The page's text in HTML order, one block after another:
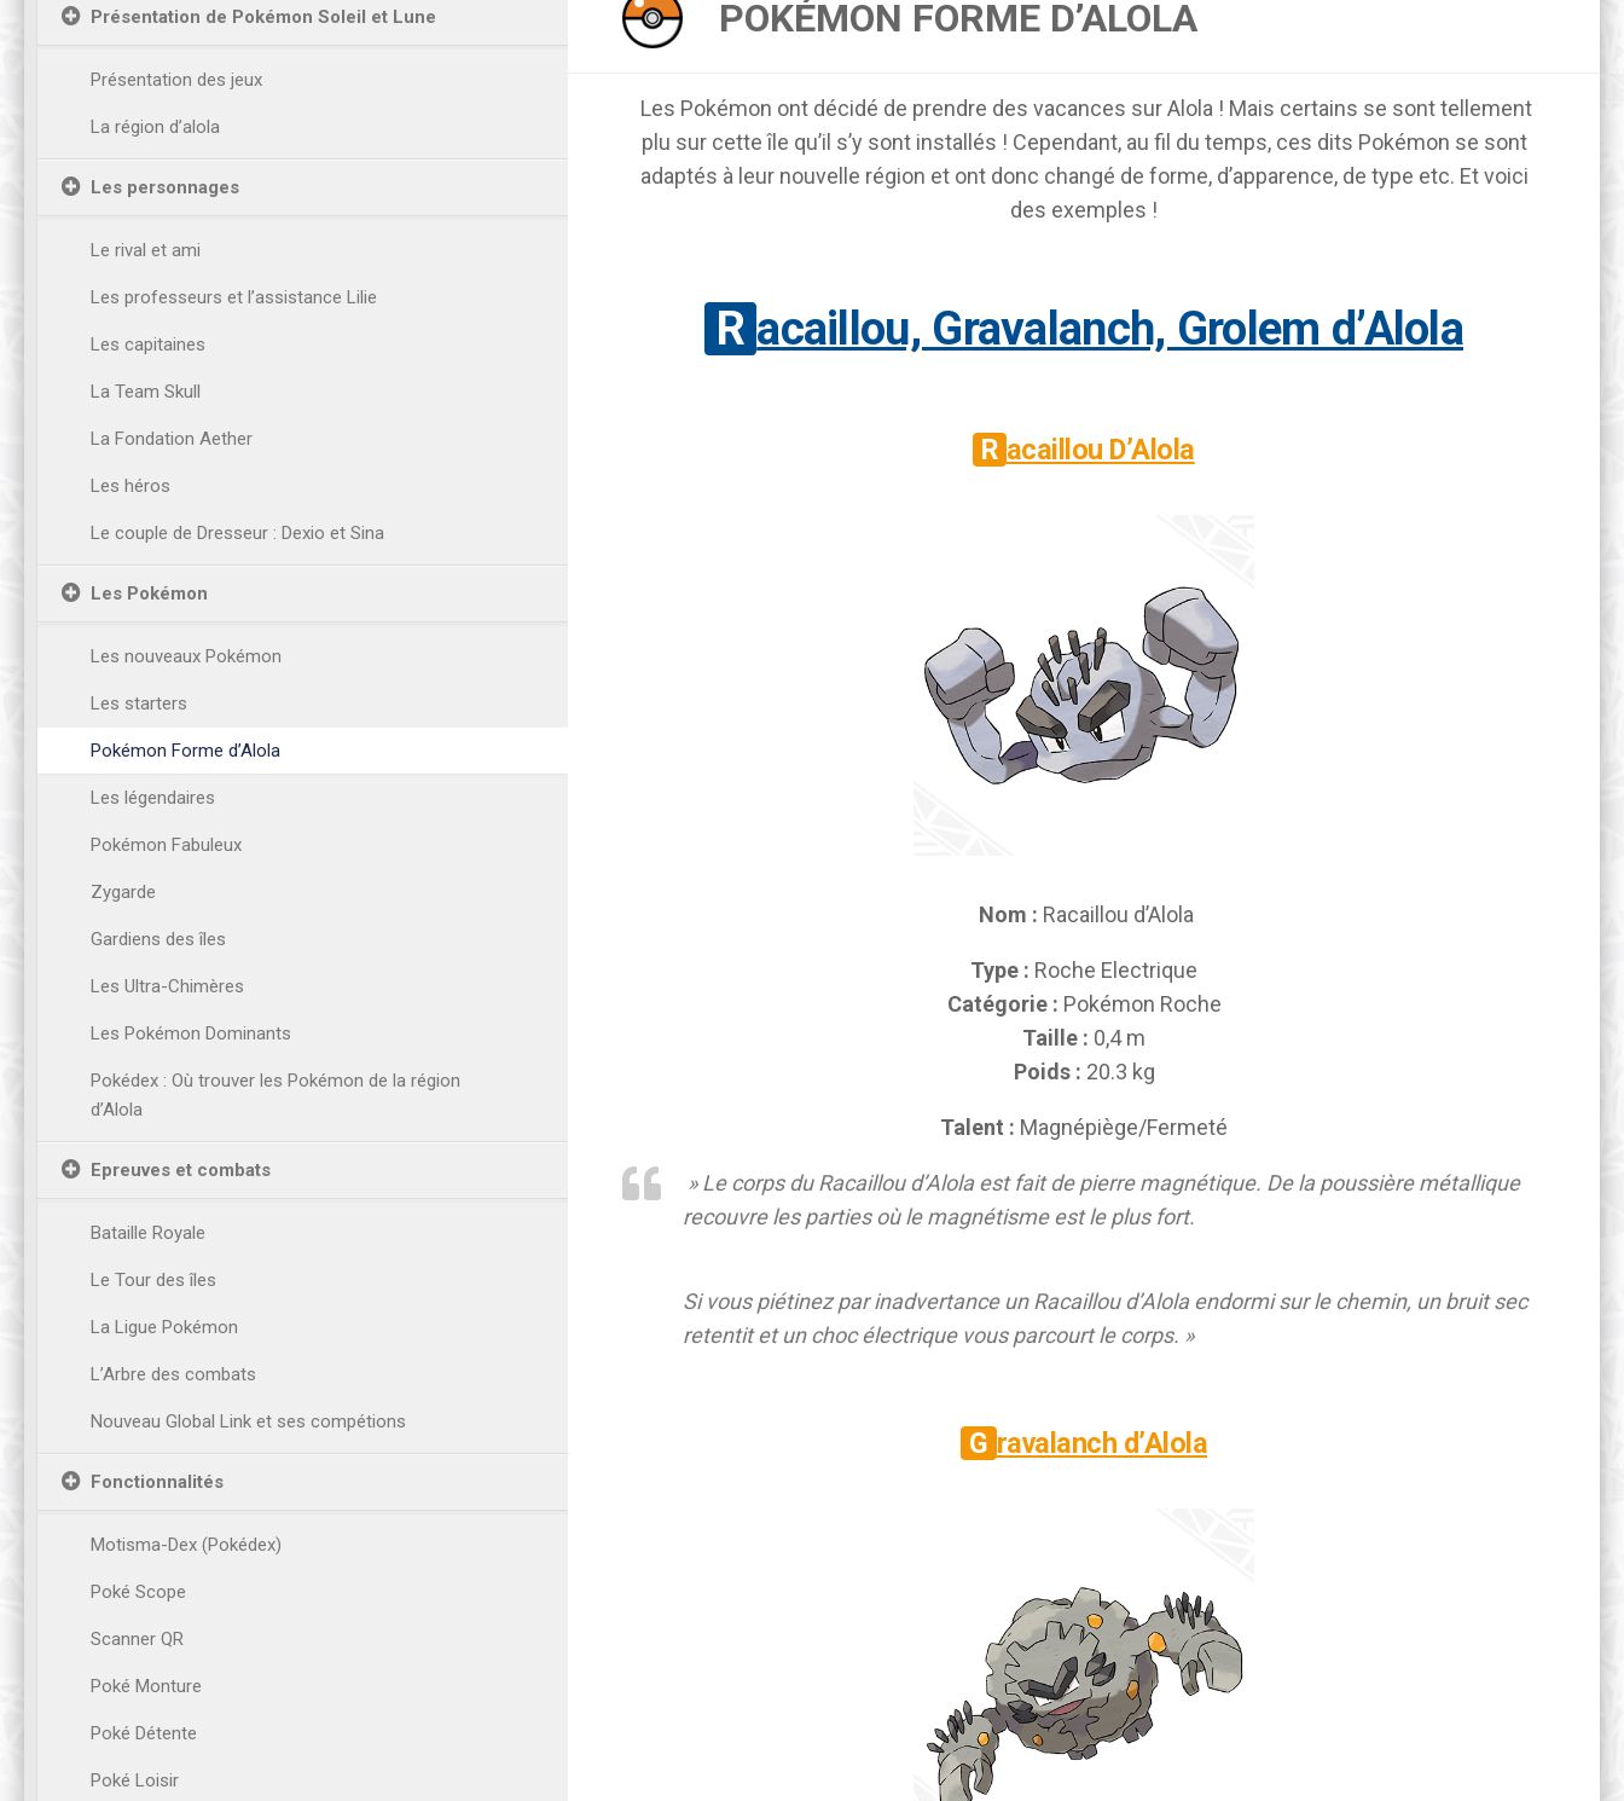
POKÉMON FORME D’ALOLA
Les Pokémon ont décidé de prendre des vacances sur Alola ! Mais certains se sont tellement
plu sur cette île qu’il s’y sont installés ! Cependant, au fil du temps, ces dits Pokémon se sont
adaptés à leur nouvelle région et ont donc changé de forme, d’apparence, de type etc. Et voici
des exemples !
Racaillou, Gravalanch, Grolem d’Alola
Racaillou D’Alola
Nom : Racaillou d’Alola
Type : Roche Electrique
Catégorie : Pokémon Roche
Taille : 0,4 m
Poids : 20.3 kg
Talent : Magnépiège/Fermeté
» Le corps du Racaillou d’Alola est fait de pierre magnétique. De la poussière métallique
recouvre les parties où le magnétisme est le plus fort.
Si vous piétinez par inadvertance un Racaillou d’Alola endormi sur le chemin, un bruit sec
retentit et un choc électrique vous parcourt le corps. »
Gravalanch d’Alola
Présentation de Pokémon Soleil et Lune
Présentation des jeux
La région d’alola
Les personnages
Le rival et ami
Les professeurs et l’assistance Lilie
Les capitaines
La Team Skull
La Fondation Aether
Les héros
Le couple de Dresseur : Dexio et Sina
Les Pokémon
Les nouveaux Pokémon
Les starters
Pokémon Forme d’Alola
Les légendaires
Pokémon Fabuleux
Zygarde
Gardiens des îles
Les Ultra-Chimères
Les Pokémon Dominants
Pokédex : Où trouver les Pokémon de la région
d’Alola
Epreuves et combats
Bataille Royale
Le Tour des îles
La Ligue Pokémon
L’Arbre des combats
Nouveau Global Link et ses compétions
Fonctionnalités
Motisma-Dex (Pokédex)
Poké Scope
Scanner QR
Poké Monture
Poké Détente
Poké Loisir